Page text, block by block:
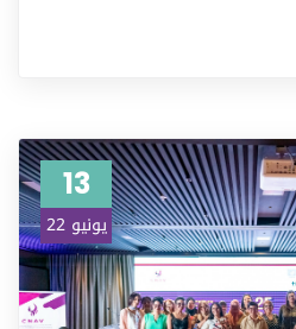
13
يونيو 22